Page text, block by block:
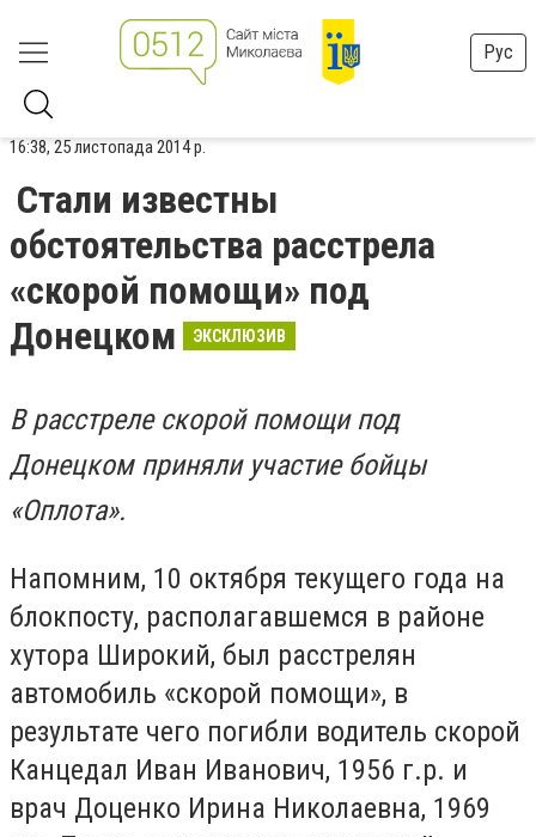
Рус
16:38, 25 листопада 2014 р.
Стали известны
обстоятельства расстрела
«скорой помощи» под
Донецком
ЭКСКЛЮЗИВ
В расстреле скорой помощи под
Донецком приняли участие бойцы
«Оплота».
Напомним, 10 октября текущего года на
блокпосту, располагавшемся в районе
хутора Широкий, был расстрелян
автомобиль «скорой помощи», в
результате чего погибли водитель скорой
Канцедал Иван Иванович, 1956 г.р. и
врач Доценко Ирина Николаевна, 1969